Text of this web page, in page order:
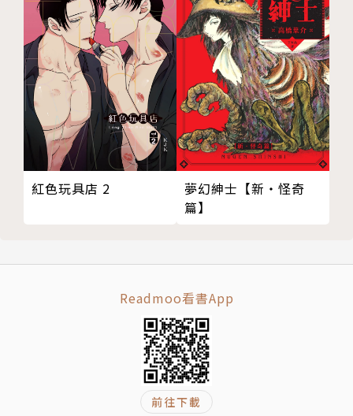
紅色玩具店 2
夢幻紳士【新‧怪奇
篇】
Readmoo看書App
前往下載